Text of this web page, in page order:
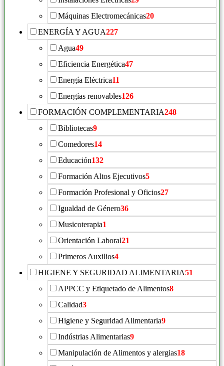
Máquinas Electromecánicas20
ENERGÍA Y AGUA227
Agua49
Eficiencia Energética47
Energía Eléctrica11
Energías renovables126
FORMACIÓN COMPLEMENTARIA248
Bibliotecas9
Comedores14
Educación132
Formación Altos Ejecutivos5
Formación Profesional y Oficios27
Igualdad de Género36
Musicoterapia1
Orientación Laboral21
Primeros Auxilios4
HIGIENE Y SEGURIDAD ALIMENTARIA51
APPCC y Etiquetado de Alimentos8
Calidad3
Higiene y Seguridad Alimentaria9
Indústrias Alimentarias9
Manipulación de Alimentos y alergias18